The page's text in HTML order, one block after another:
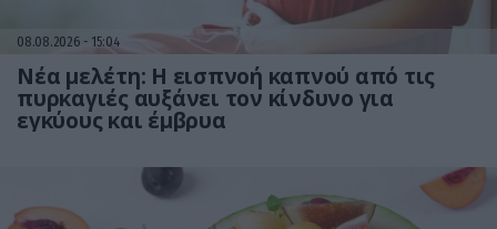
08.08.2026 15:04
Νέα μελέτη: Η εισπνοή καπνού από τις
πυρκαγιές αυξάνει τον κίνδυνο για
εγκύους και έμβρυα